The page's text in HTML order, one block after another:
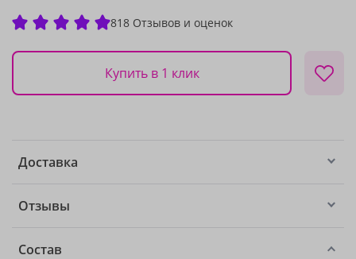
818 Отзывов и оценок
Купить в 1 клик
Доставка
Отзывы
Состав